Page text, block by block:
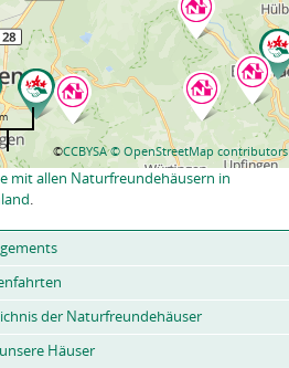
©CCBYSA © OpenStreetMap contributors
mit allen Naturfreundehäusern in
.
der Naturfreundehäuser
Häuser